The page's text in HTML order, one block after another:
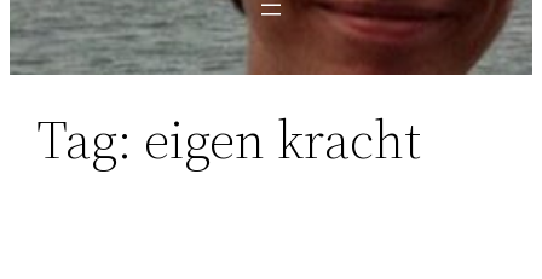
Tag: eigen kracht